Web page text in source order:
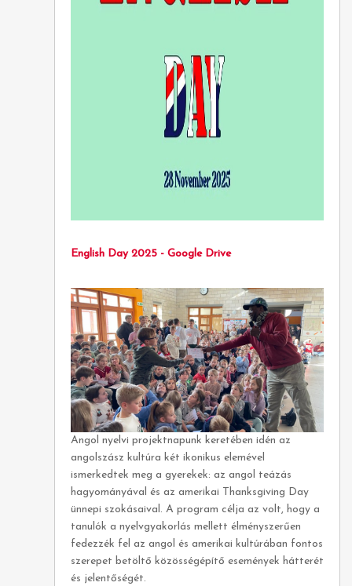
English Day 2025 - Google Drive
Angol nyelvi projektnapunk keretében idén az
angolszász kultúra két ikonikus elemével
ismerkedtek meg a gyerekek: az angol teázás
hagyományával és az amerikai Thanksgiving Day
ünnepi szokásaival. A program célja az volt, hogy a
tanulók a nyelvgyakorlás mellett élményszerűen
fedezzék fel az angol és amerikai kultúrában fontos
szerepet betöltő közösségépítő események hátterét
és jelentőségét.